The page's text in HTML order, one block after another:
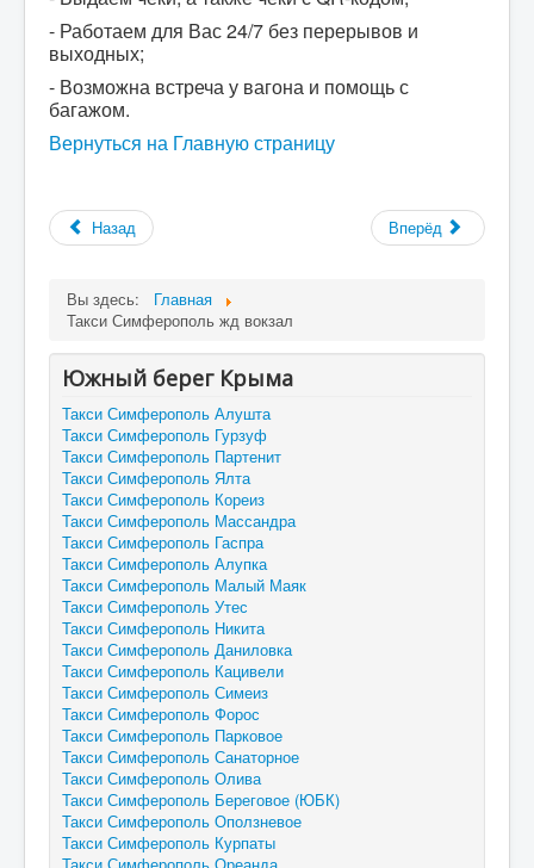
- Работаем для Вас 24/7 без перерывов и
выходных;
- Возможна встреча у вагона и помощь с
багажом.
Вернуться на Главную страницу
Назад Вперёд
Вы здесь:
Главная
Такси Симферополь жд вокзал
Южный берег Крыма
Такси Симферополь Алушта
Такси Симферополь Гурзуф
Такси Симферополь Партенит
Такси Симферополь Ялта
Такси Симферополь Кореиз
Такси Симферополь Массандра
Такси Симферополь Гаспра
Такси Симферополь Алупка
Такси Симферополь Малый Маяк
Такси Симферополь Утес
Такси Симферополь Никита
Такси Симферополь Даниловка
Такси Симферополь Кацивели
Такси Симферополь Симеиз
Такси Симферополь Форос
Такси Симферополь Парковое
Такси Симферополь Санаторное
Такси Симферополь Олива
Такси Симферополь Береговое (ЮБК)
Такси Симферополь Оползневое
Такси Симферополь Курпаты
Такси Симферополь Ореанда